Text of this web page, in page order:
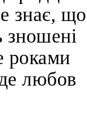
знає, що
зношені
роками
любов